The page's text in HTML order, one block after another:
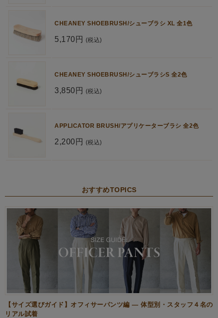
CHEANEY SHOEBRUSH/シューブラシ XL 全1色
5,170円 (税込)
CHEANEY SHOEBRUSH/シューブラシS 全2色
3,850円 (税込)
APPLICATOR BRUSH/アプリケーターブラシ 全2色
2,200円 (税込)
おすすめTOPICS
【サイズ選びガイド】オフィサーパンツ編 — 体型別・スタッフ４名の
リアル試着